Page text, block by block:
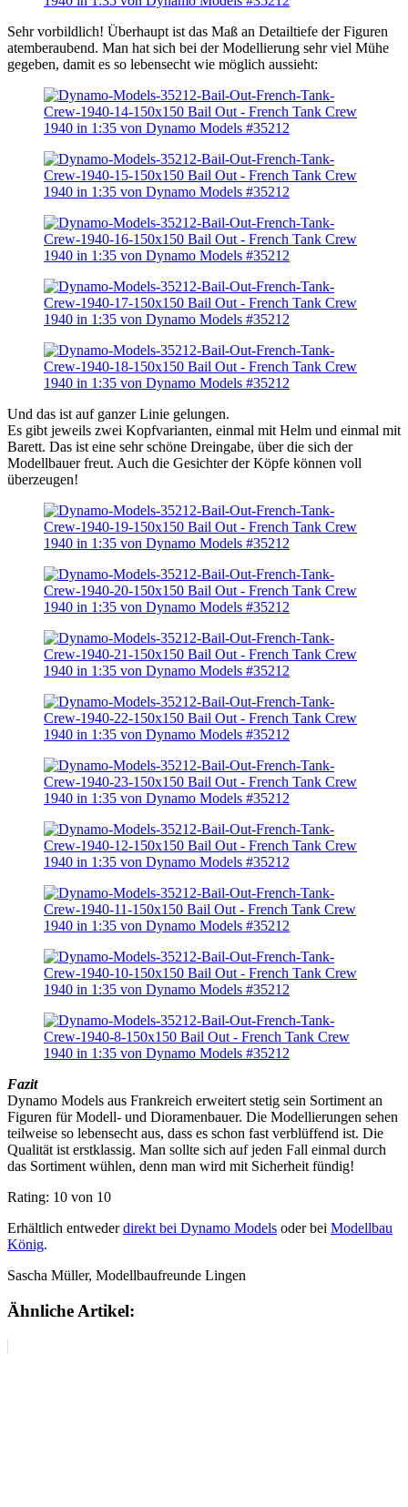
Sehr vorbildlich! Überhaupt ist das Maß an Detailtiefe der Figuren
atemberaubend. Man hat sich bei der Modellierung sehr viel Mühe
gegeben, damit es so lebensecht wie möglich aussieht:
Und das ist auf ganzer Linie gelungen.
Es gibt jeweils zwei Kopfvarianten, einmal mit Helm und einmal mit
Barett. Das ist eine sehr schöne Dreingabe, über die sich der
Modellbauer freut. Auch die Gesichter der Köpfe können voll
überzeugen!
Fazit
Dynamo Models aus Frankreich erweitert stetig sein Sortiment an
Figuren für Modell- und Dioramenbauer. Die Modellierungen sehen
teilweise so lebensecht aus, dass es schon fast verblüffend ist. Die
Qualität ist erstklassig. Man sollte sich auf jeden Fall einmal durch
das Sortiment wühlen, denn man wird mit Sicherheit fündig!
Rating: 10 von 10
Erhältlich entwederdirekt bei Dynamo Models oder bei Modellbau
König.
Sascha Müller, Modellbaufreunde Lingen
Ähnliche Artikel: